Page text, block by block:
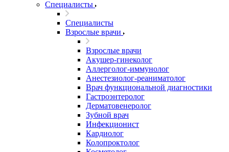
Специалисты
Специалисты
Взрослые врачи
Взрослые врачи
Акушер-гинеколог
Аллерголог-иммунолог
Анестезиолог-реаниматолог
Врач функциональной диагностики
Гастроэнтеролог
Дерматовенеролог
Зубной врач
Инфекционист
Кардиолог
Колопроктолог